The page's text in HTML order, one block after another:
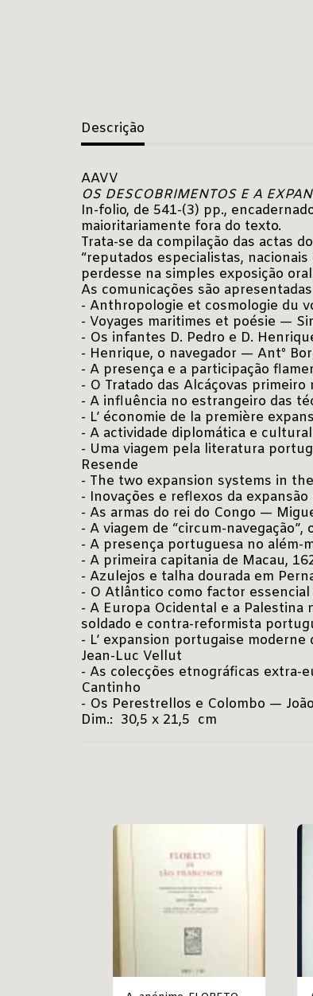
Descrição
AAVV
OS DESCOBRIMENTOS E A
In-folio, de 541-(3) pp.,
maioritariamente fora do texto.
Trata-se da compilação das actas
“reputados especialistas,
perdesse na simples exposição
As comunicações são
- Anthropologie et cosmologie du
- Voyages maritimes et poésie —
- Os infantes D. Pedro e D.
- Henrique, o navegador — Antº
- A presença e a participação
- O Tratado das Alcáçovas
- A influência no estrangeiro das
- L’ économie de la première
- A actividade diplomática e
- Uma viagem pela literatura
Resende
- The two expansion systems in
- Inovações e reflexos da
- As armas do rei do Congo —
- A viagem de “circum-
- A presença portuguesa no além-
- A primeira capitania de Macau,
- Azulejos e talha dourada em
- O Atlântico como factor
- A Europa Ocidental e a
soldado e contra-reformista
- L’ expansion portugaise
Jean-Luc Vellut
- As colecções etnográficas extra-
Cantinho
- Os Perestrellos e Colombo —
Dim.: 30,5 x 21,5 cm